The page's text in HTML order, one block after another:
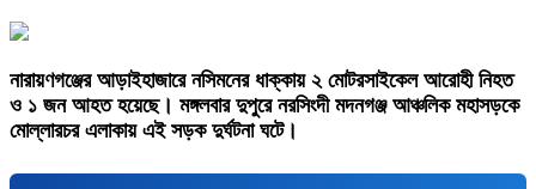
নারায়ণগঞ্জের আড়াইহাজারে নসিমনের ধাক্কায় ২ মোটরসাইকেল আরোহী নিহত
ও ১ জন আহত হয়েছে। মঙ্গলবার দুপুরে নরসিংদী মদনগঞ্জ আঞ্চলিক মহাসড়কে
মোল্লারচর এলাকায় এই সড়ক দুর্ঘটনা ঘটে।